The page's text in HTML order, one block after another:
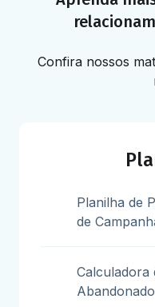
Confira nossos
Planilha de
de
Calculadora
Abandonado